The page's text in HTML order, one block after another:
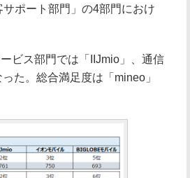
ポート部門」の4部門におけ
ビス部門では「IIJmio」、通信
た。総合満足度は「mineo」